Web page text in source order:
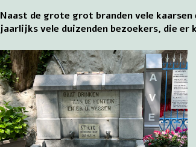
Naast de grote grot branden vele
jaarlijks vele duizenden bezoekers, die er